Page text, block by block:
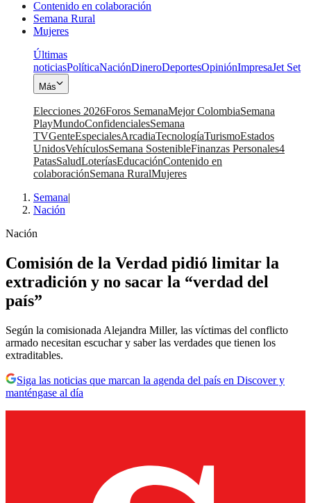
Contenido en colaboración
Semana Rural
Mujeres
Últimas
noticiasPolíticaNaciónDineroDeportesOpiniónImpresaJet Set
Más
Elecciones 2026Foros SemanaMejor ColombiaSemana
PlayMundoConfidencialesSemana
TVGenteEspecialesArcadiaTecnologíaTurismoEstados
UnidosVehículosSemana SostenibleFinanzas Personales4
PatasSaludLoteríasEducaciónContenido en
colaboraciónSemana RuralMujeres
Semana|
Nación
Nación
Comisión de la Verdad pidió limitar la
extradición y no sacar la “verdad del
país”
Según la comisionada Alejandra Miller, las víctimas del conflicto
armado necesitan escuchar y saber las verdades que tienen los
extraditables.
Siga las noticias que marcan la agenda del país en Discover y
manténgase al día